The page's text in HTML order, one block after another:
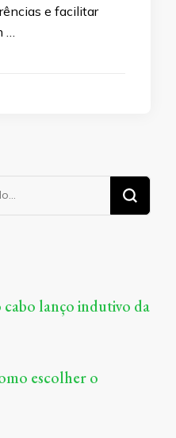
e facilitar
…
cabo lanço indutivo da
escolher o